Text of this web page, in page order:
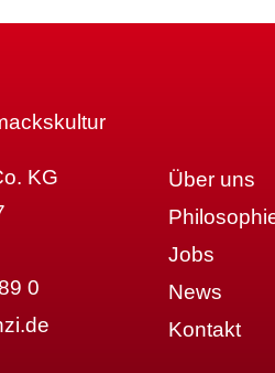
KG
0
Über uns
Jobs
News
Kontakt